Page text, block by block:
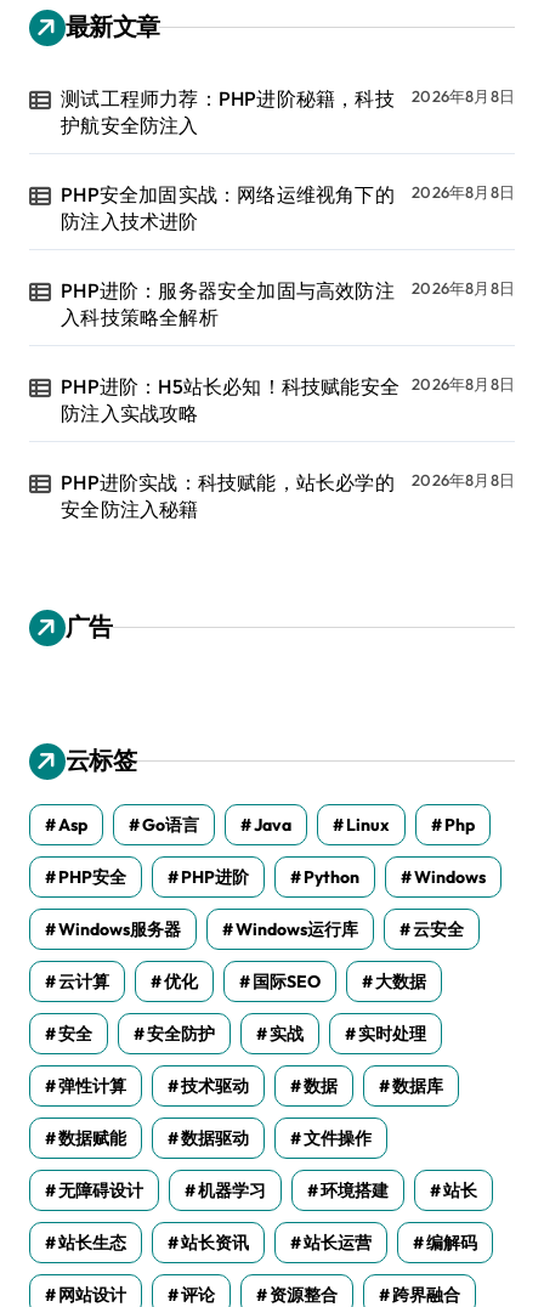
最新文章
测试工程师力荐：PHP进阶秘籍，科技
护航安全防注入
2026年8月8日
PHP安全加固实战：网络运维视角下的
防注入技术进阶
2026年8月8日
PHP进阶：服务器安全加固与高效防注
入科技策略全解析
2026年8月8日
PHP进阶：H5站长必知！科技赋能安全
防注入实战攻略
2026年8月8日
PHP进阶实战：科技赋能，站长必学的
安全防注入秘籍
2026年8月8日
广告
云标签
Asp Go语言 Java Linux Php
PHP安全 PHP进阶 Python Windows
Windows服务器 Windows运行库 云安全
云计算 优化 国际SEO 大数据
安全 安全防护 实战 实时处理
弹性计算 技术驱动 数据 数据库
数据赋能 数据驱动 文件操作
无障碍设计 机器学习 环境搭建 站长
站长生态 站长资讯 站长运营 编解码
网站设计 评论 资源整合 跨界融合